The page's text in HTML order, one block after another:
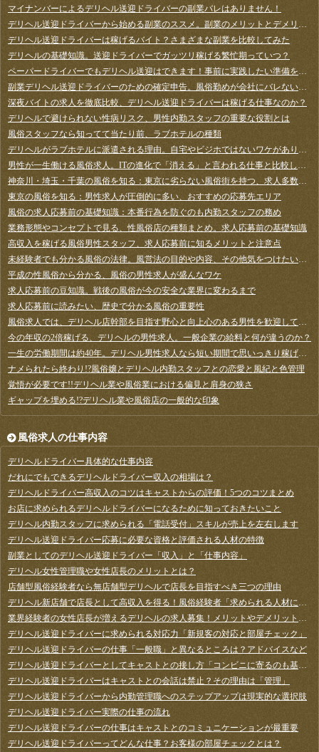
マイナンバーによるデリヘル送迎ドライバーの副業バレはありません！
デリヘル送迎ドライバーから始める副業のススメ。副業のメリットとデメリットとは
デリヘル送迎ドライバーは稼げるバイト？さまざまな副業を比較してみた
デリヘルの基礎知識。送迎ドライバーでガッツリ稼げる繁忙期っていつ？
ペーパードライバーでもデリヘル送迎はできます！事前に実践したい準備を徹底解説
副業デリヘル送迎ドライバーのための確定申告。風俗勤めが会社にバレない、節税に効く方法は？
深夜バイトの求人を徹底比較、デリヘル送迎ドライバーは稼げる仕事なのか？
デリヘルで避けられない性病リスク、男性内勤スタッフの重要な役割とは
風俗スタッフなら知ってて当たり前、ラブホテルの種類
デリヘルがラブホテルに派遣される理由。自宅やビジホではないワケがあります
男性が一生働ける風俗求人。ITの進化で「消える」と言われる仕事と比較してみよう
神奈川・埼玉・千葉の風俗を知る：東京に劣らない風俗街を持つ、求人多数のエリア
東京の風俗を知る：男性求人が圧倒的に多い、おすすめの応募先エリア
風俗の求人応募前の基礎知識：本番行為を防ぐのも内勤スタッフの務め
業務形態やコンセプトで見る、性風俗店の種類まとめ。求人応募前の基礎知識
高収入を稼げる風俗男性スタッフ、求人応募前に知るメリットと注意点
未経験者でも分かる風俗の法律。風営法の目的や内容、その他気をつけたい法律など
平成の性風俗から分かる、風俗の男性求人が盛んなワケ
求人応募前の豆知識。戦後の風俗が今の安全な業界に変わるまで
求人応募前に読みたい、歴史で分かる風俗の重要性
風俗求人では、デリヘル店幹部を目指す野心と向上心のある男性を歓迎しています
今の年収の2倍稼げる、デリヘルの男性求人。一般企業の給料と何が違うのか？
一生の労働期間は約40年。デリヘル男性求人なら短い期間で思いっきり稼げます！
ナメられたら終わり!?風俗嬢とデリヘル内勤スタッフとの恋愛と風紀と色管理
覚悟が必要です!!デリヘル業や風俗業における偏見と肩身の狭さ
ギャップを埋める!?デリヘル業や風俗店の一般的な印象
風俗求人の仕事内容
デリヘルドライバー具体的な仕事内容
だれにでもできるデリヘルドライバー収入の相場は？
デリヘルドライバー高収入のコツはキャストからの評価！5つのコツまとめ
お店に求められるデリヘルドライバーになるために知っておきたいこと
デリヘル内勤スタッフに求められる「電話受付」スキルが売上を左右します
デリヘル送迎ドライバー応募に必要な資格と評価される人材の特徴
副業としてのデリヘル送迎ドライバー「収入」と「仕事内容」
デリヘル女性管理職や女性店長のメリットとは？
店舗型風俗経験者なら無店舗型デリヘルで店長を目指すべき三つの理由
デリヘル新店舗で店長として高収入を得る！風俗経験者「求められる人材になる方法」
業界経験者の女性店長が増えるデリヘルの求人募集！メリットやデメリットは？
デリヘル送迎ドライバーに求められる対応力「新規客の対応と部屋チェック」
デリヘル送迎ドライバーの仕事「一般職」と異なるところは？アドバイスなど
デリヘル送迎ドライバーとしてキャストとの接し方「コンビニに寄るのも基本連絡」する理由
デリヘル送迎ドライバーはキャストとの会話は禁止？その理由は「管理」
デリヘル送迎ドライバーから内勤管理職へのステップアップは現実的な選択肢
デリヘル送迎ドライバー実際の仕事の流れ
デリヘル送迎ドライバーの仕事はキャストとのコミュニケーションが最重要
デリヘル送迎ドライバーってどんな仕事？お客様の部屋チェックとは？